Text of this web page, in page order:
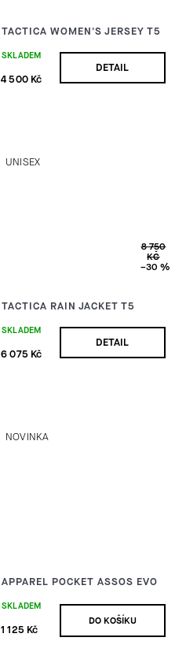
TACTICA WOMEN'S JERSEY T5
SKLADEM
4 500 Kč
DETAIL
UNISEX
8 750
KČ
–30 %
TACTICA RAIN JACKET T5
SKLADEM
6 075 Kč
DETAIL
NOVINKA
APPAREL POCKET ASSOS EVO
SKLADEM
1 125 Kč
DO KOŠÍKU